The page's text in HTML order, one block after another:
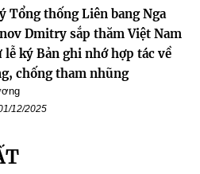
Tổng thống Liên bang Nga
Dmitry sắp thăm Việt Nam
lễ ký Bản ghi nhớ hợp tác về
chống tham nhũng
12/2025